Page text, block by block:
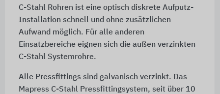
C-Stahl Rohren ist eine optisch diskrete Aufputz-
Installation schnell und ohne zusätzlichen
Aufwand möglich. Für alle anderen
Einsatzbereiche eignen sich die außen verzinkten
C-Stahl Systemrohre.
Alle Pressfittings sind galvanisch verzinkt. Das
Mapress C-Stahl Pressfittingsystem, seit über 10